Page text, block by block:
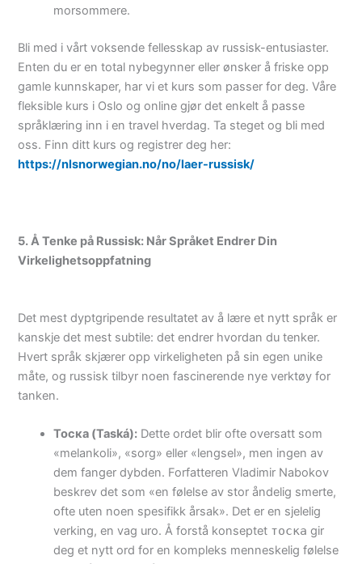
morsommere.
Bli med i vårt voksende fellesskap av russisk-entusiaster.
Enten du er en total nybegynner eller ønsker å friske opp
gamle kunnskaper, har vi et kurs som passer for deg. Våre
fleksible kurs i Oslo og online gjør det enkelt å passe
språklæring inn i en travel hverdag. Ta steget og bli med
oss. Finn ditt kurs og registrer deg her:
https://nlsnorwegian.no/no/laer-russisk/
5. Å Tenke på Russisk: Når Språket Endrer Din
Virkelighetsoppfatning
Det mest dyptgripende resultatet av å lære et nytt språk er
kanskje det mest subtile: det endrer hvordan du tenker.
Hvert språk skjærer opp virkeligheten på sin egen unike
måte, og russisk tilbyr noen fascinerende nye verktøy for
tanken.
Тоска (Taská): Dette ordet blir ofte oversatt som
«melankoli», «sorg» eller «lengsel», men ingen av
dem fanger dybden. Forfatteren Vladimir Nabokov
beskrev det som «en følelse av stor åndelig smerte,
ofte uten noen spesifikk årsak». Det er en sjelelig
verking, en vag uro. Å forstå konseptet тоска gir
deg et nytt ord for en kompleks menneskelig følelse